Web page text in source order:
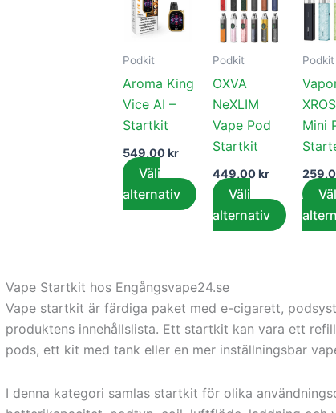
Podkit
Aroma King
Vice AI –
Startkit
549,00kr
Välj
alternativ
produkten
flera
varianter.
olika
alternativen
kan
väljas
produktsidan
Podkit
OXVA
NeXLIM
Vape Pod
Startkit
449,00kr
Välj
alternativ
har
flera
olika
kan
väljas
på
Podkit
Mini
Vape Startkit hos Engångsvape24.se
Vape startkit är färdiga paket med e-cigarett,
produktens innehållslista. Ett startkit kan vara ett
pods, ett kit med tank eller en mer inställningsbar
I denna kategori samlas startkit för olika